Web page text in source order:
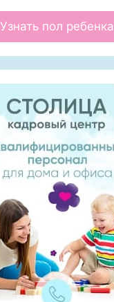
Узнать пол ребенка